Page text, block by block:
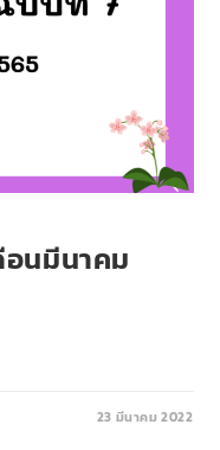
อนมีนาคม
23 มีนาคม 2022